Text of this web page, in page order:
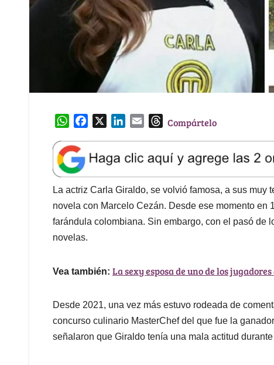
W
a
t
s
A
p
p
e
b
o
o
k
k
e
d
I
n
l
T
e
a
d
s
Compártelo
La actriz Carla Giraldo, se volvió famosa, a sus
novela con Marcelo Cezán. Desde ese momento en
farándula colombiana. Sin embargo, con el pasó de
novelas.
Vea también: La sexy esposa de uno de los
Desde 2021, una vez más estuvo rodeada de
concurso culinario MasterChef del que fue la
señalaron que Giraldo tenía una mala actitud